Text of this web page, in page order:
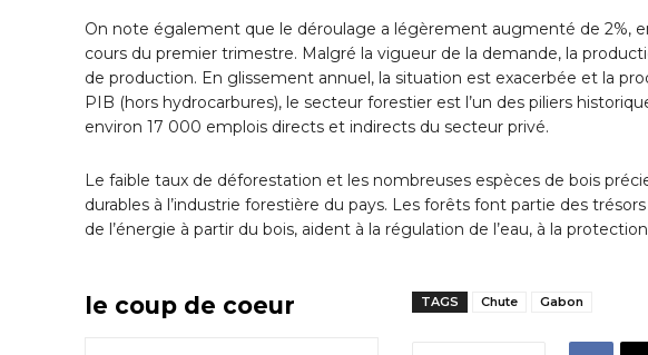
On note également que le déroulage a légèrement augmenté de 2%,
cours du premier trimestre. Malgré la vigueur de la demande, la
de production. En glissement annuel, la situation est exacerbée et la
PIB (hors hydrocarbures), le secteur forestier est l’un des piliers
environ 17 000 emplois directs et indirects du secteur privé.
Le faible taux de déforestation et les nombreuses espèces de bois
durables à l’industrie forestière du pays. Les forêts font partie des
de l’énergie à partir du bois, aident à la régulation de l’eau, à la
le coup de coeur TAGS Chute Gabon